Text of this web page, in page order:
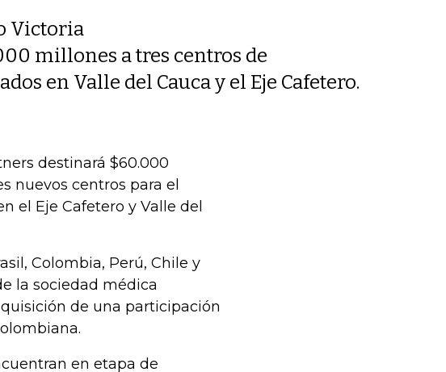
Victoria
millones a tres centros de
en Valle del Cauca y el Eje Cafetero.
destinará $60.000
nuevos centros para el
el Eje Cafetero y Valle del
Colombia, Perú, Chile y
la sociedad médica
de una participación
en etapa de